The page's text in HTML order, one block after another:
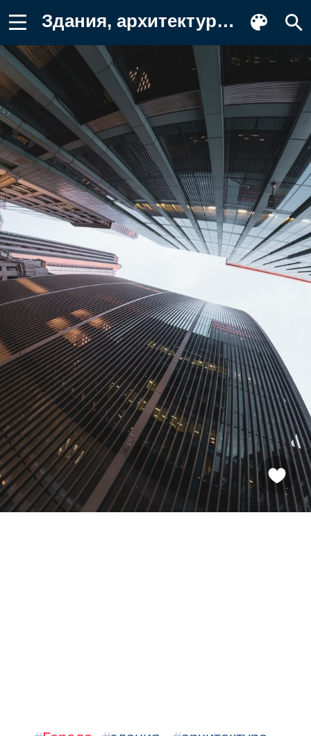
Здания, архитектура, искажение Обои на телефон